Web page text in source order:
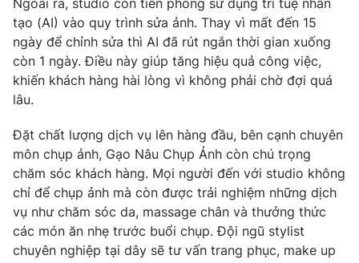
Theo dõi báo trên
Cơ quan chủ quản:
Cơ quan báo chí:
Thời báo VTV
Giấy phép hoạt động báo in và báo điện tử số 483/GP-BTTTT
cấp ngày 29/12/2023
Tổng Biên tập:Vũ Thanh Thủy
Phó Tổng Biên tập: Nguyễn Thị Mỹ Hạnh, Phạm Quốc Thắng,
Nguyễn Trọng Ninh
Tổng đài VTV:024.38 355 931 - 024.38 355 932
tạo (AI) vào quy trình sửa ảnh. Thay vì mất đến 15
ngày để chỉnh sửa thì AI đã rút ngắn thời gian xuống
còn 1 ngày. Điều này giúp tăng hiệu quả công việc,
khiến khách hàng hài lòng vì không phải chờ đợi quá
lâu.
Đặt chất lượng dịch vụ lên hàng đầu, bên cạnh chuyên
môn chụp ảnh, Gạo Nâu Chụp Ảnh còn chú trọng
chăm sóc khách hàng. Mọi người đến với studio không
chỉ để chụp ảnh mà còn được trải nghiệm những dịch
vụ như chăm sóc da, massage chân và thưởng thức
các món ăn nhẹ trước buổi chụp. Đội ngũ stylist
chuyên nghiệp tại dây sẽ tư vấn trang phục, make up